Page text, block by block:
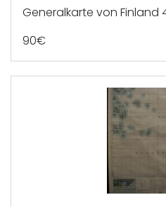
Generalkarte von Finland
90€